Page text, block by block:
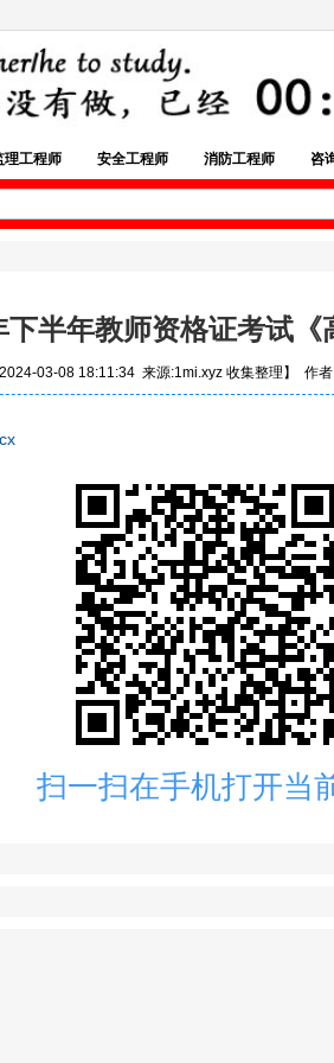
理工程师 安全工程师 消防工程师 咨
下半年教师资格证考试《
03-08 18:11:34 来源:1mi.xyz 收集整理】 作
扫一扫在手机打开当